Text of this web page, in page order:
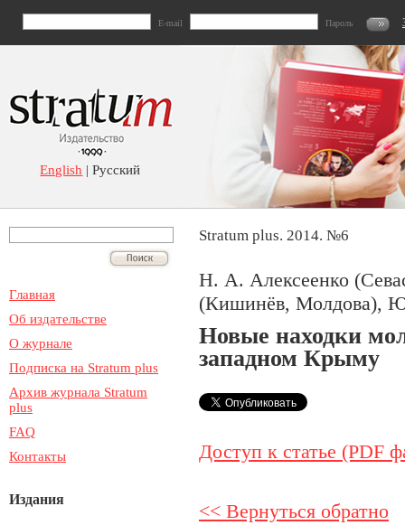
E-mail Пароль
English | Русский
Главная
Об издательстве
О журнале
Подписка на Stratum plus
Архив журнала Stratum
plus
FAQ
Контакты
Издания
Stratum plus. 2014. №6
Н. А. Алексеенко
(Кишинёв, Молдова),
Новые находки
западном Крыму
Доступ к статье (PDF
<< Вернуться обратно